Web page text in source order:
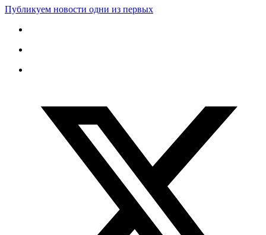
Публикуем новости одни из первых